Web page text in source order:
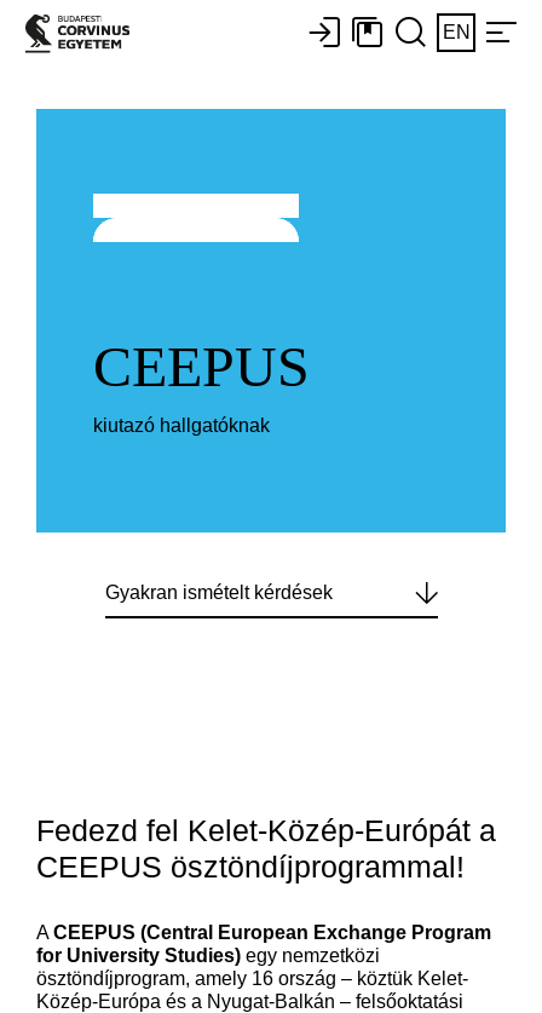
EN
CEEPUS
kiutazó hallgatóknak
Gyakran ismételt kérdések
Fedezd fel Kelet-Közép-Európát a
CEEPUS ösztöndíjprogrammal!
ACEEPUS (Central European Exchange Program
for University Studies) egy nemzetközi
ösztöndíjprogram, amely 16 ország – köztük Kelet-
Közép-Európa és a Nyugat-Balkán – felsőoktatási